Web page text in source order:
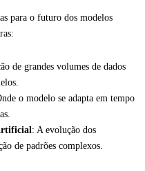
para o futuro dos modelos
de grandes volumes de dados
o modelo se adapta em tempo
: A evolução dos
de padrões complexos.